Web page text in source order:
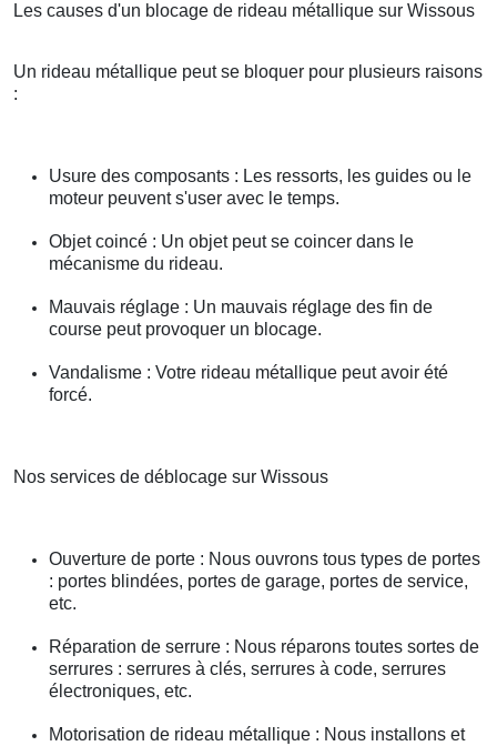
Les causes d'un blocage de rideau métallique sur Wissous
Un rideau métallique peut se bloquer pour plusieurs raisons
:
Usure des composants : Les ressorts, les guides ou le
moteur peuvent s'user avec le temps.
Objet coincé : Un objet peut se coincer dans le
mécanisme du rideau.
Mauvais réglage : Un mauvais réglage des fin de
course peut provoquer un blocage.
Vandalisme : Votre rideau métallique peut avoir été
forcé.
Nos services de déblocage sur Wissous
Ouverture de porte : Nous ouvrons tous types de portes
: portes blindées, portes de garage, portes de service,
etc.
Réparation de serrure : Nous réparons toutes sortes de
serrures : serrures à clés, serrures à code, serrures
électroniques, etc.
Motorisation de rideau métallique : Nous installons et